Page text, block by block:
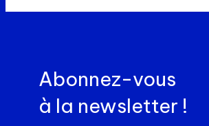
et
optique,
mécanique
et
Abonnez-vous
à la newsletter !